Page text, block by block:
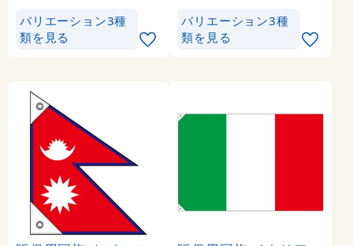
バリエーション3種
類を見る
バリエーション3種
類を見る